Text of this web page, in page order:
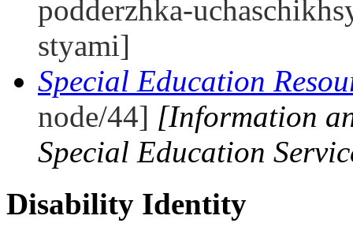
podderzhka-
styami]
Special Education
node/44] [Information
Special Education
Disability Identity